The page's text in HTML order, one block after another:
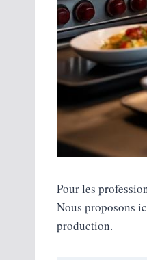
Pour les
Nous proposons
production.